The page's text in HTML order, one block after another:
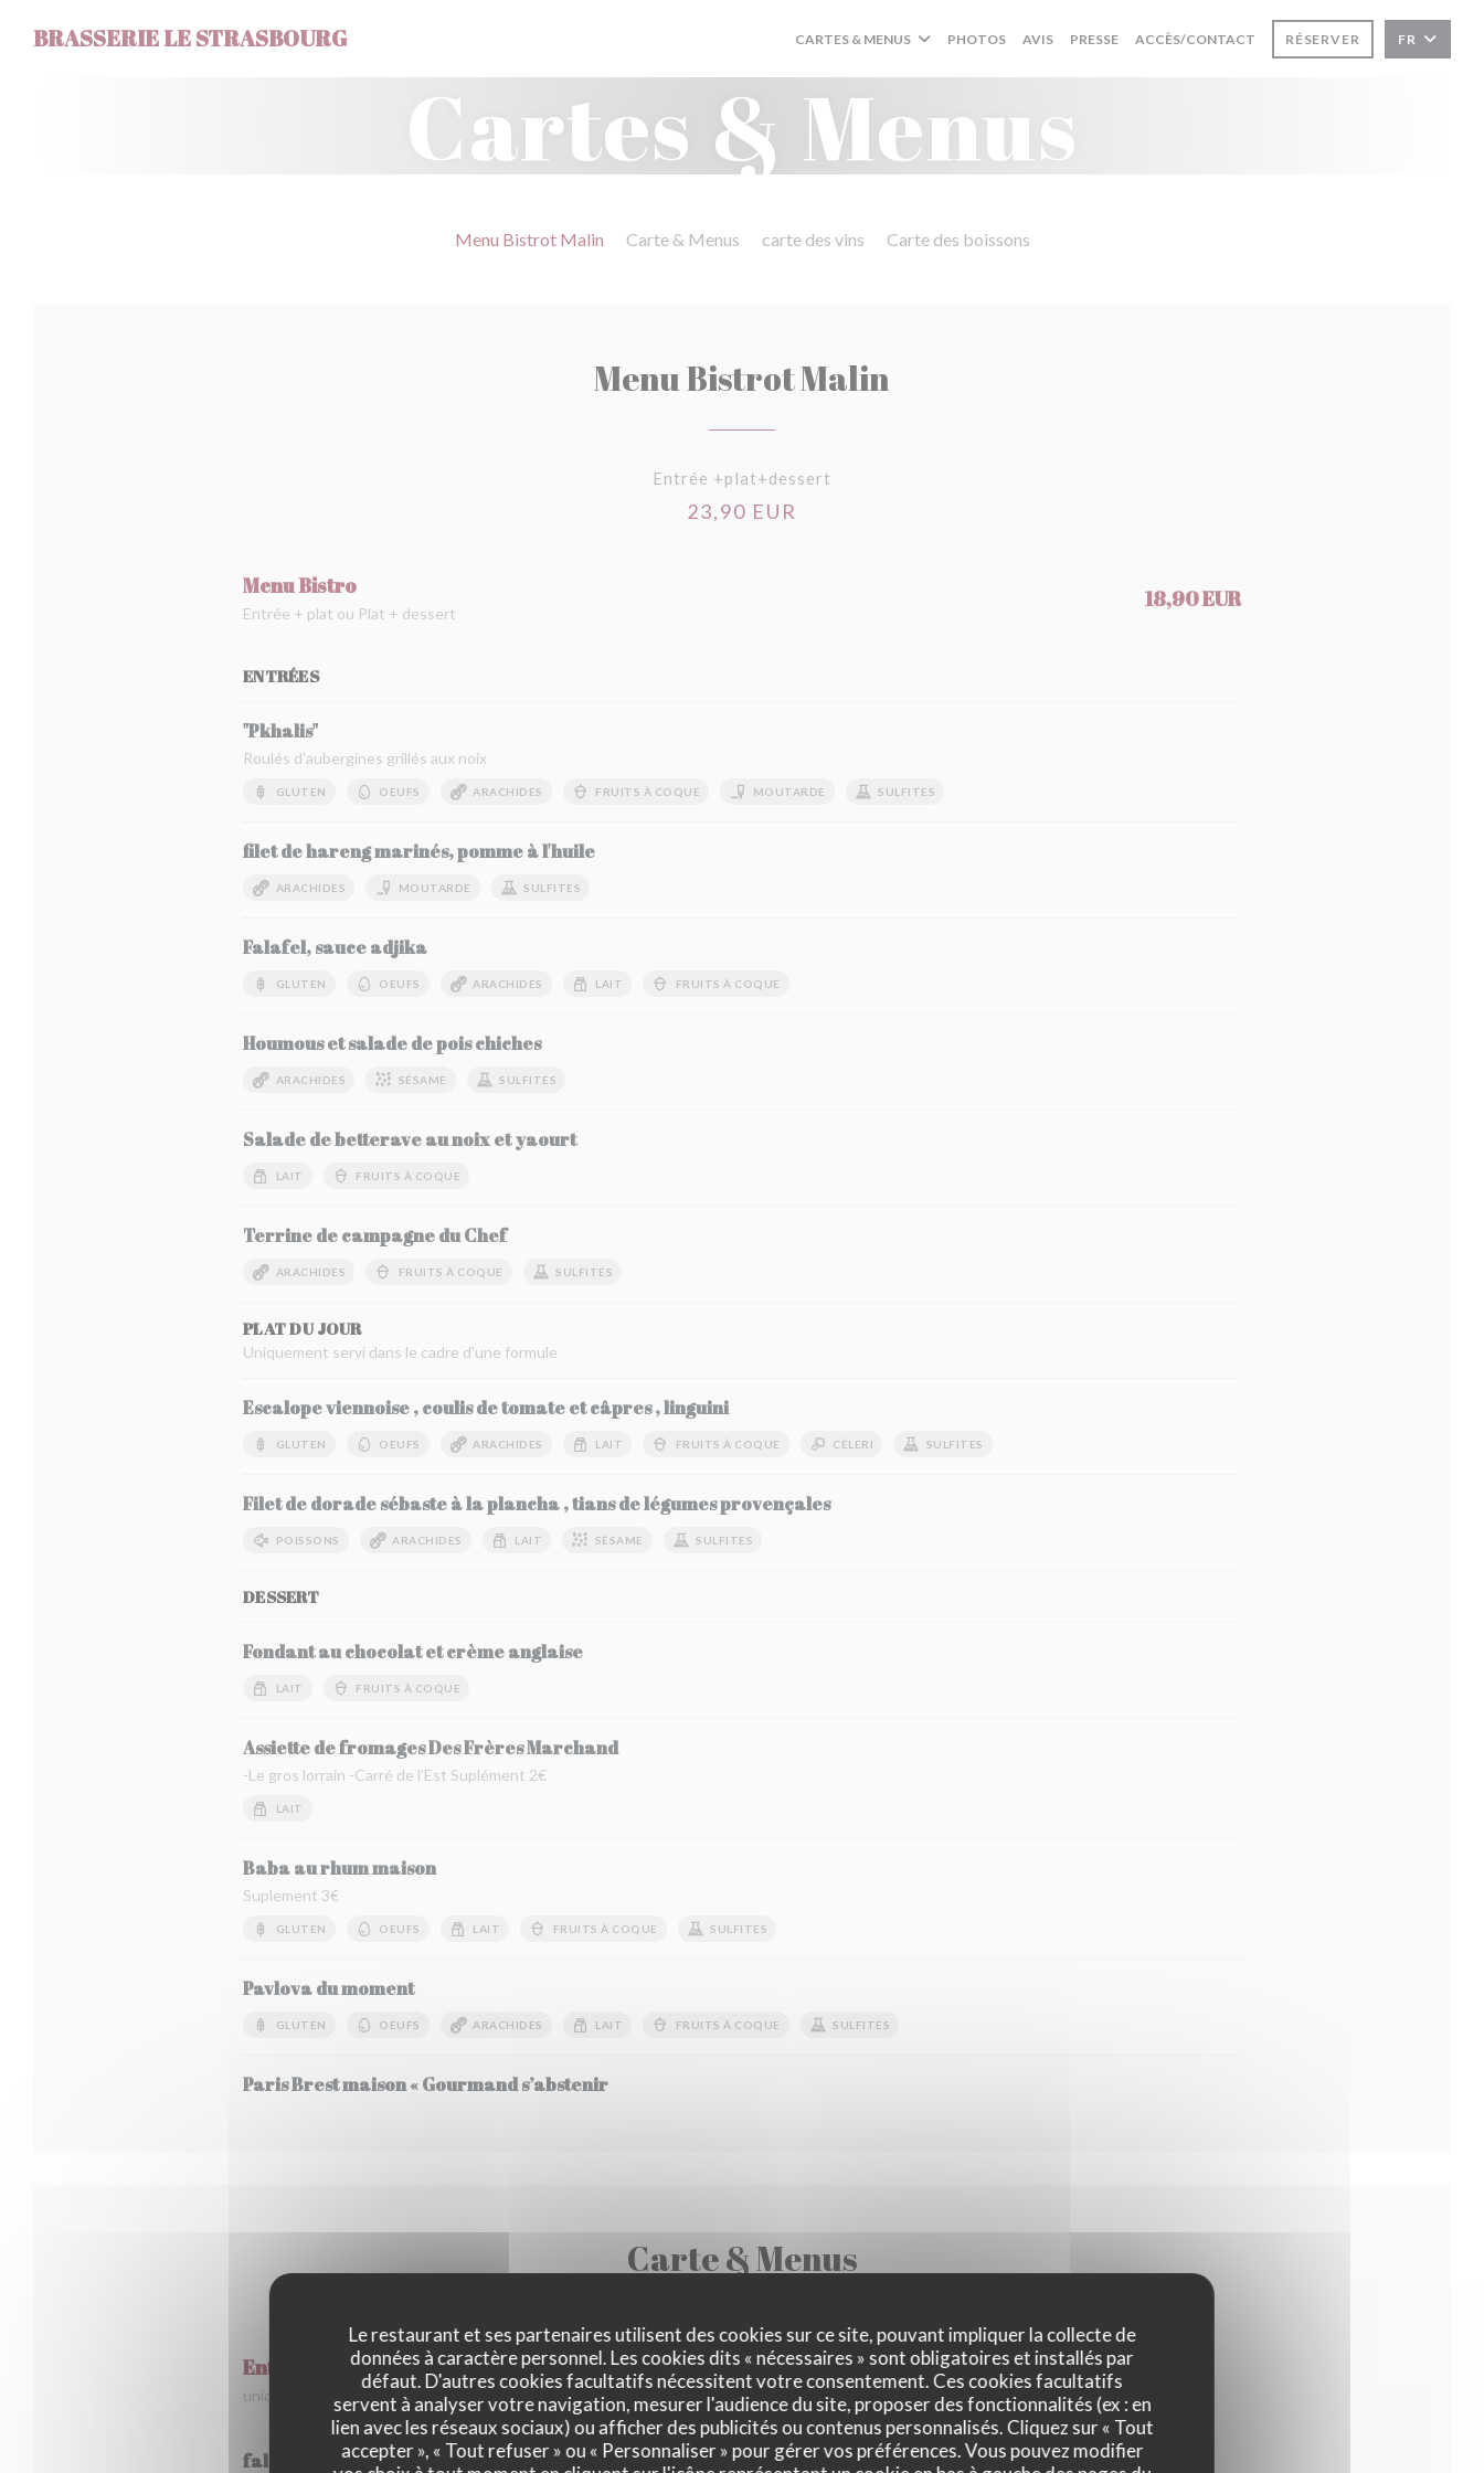
Le restaurant et ses partenaires utilisent des cookies sur ce site, pouvant impliquer la collecte de
données à caractère personnel. Les cookies dits « nécessaires » sont obligatoires et installés par
défaut. D'autres cookies facultatifs nécessitent votre consentement. Ces cookies facultatifs
servent à analyser votre navigation, mesurer l'audience du site, proposer des fonctionnalités (ex : en
lien avec les réseaux sociaux) ou afficher des publicités ou contenus personnalisés. Cliquez sur « Tout
accepter », « Tout refuser » ou « Personnaliser » pour gérer vos préférences. Vous pouvez modifier
BRASSERIE LE STRASBOURG CARTES & MENUS PHOTOS AVIS PRESSE ACCÈS/CONTACT RÉSERVER FR
Cartes & Menus
Menu Bistrot Malin Carte & Menus carte des vins Carte des boissons
Menu Bistrot Malin
Entrée +plat+dessert
23,90 EUR
Menu Bistro
Entrée + plat ou Plat + dessert
18,90 EUR
ENTRÉES
"Pkhalis"
Roulés d'aubergines grillés aux noix
GLUTEN OEUFS ARACHIDES FRUITS À COQUE MOUTARDE SULFITES
filet de hareng marinés, pomme à l'huile
ARACHIDES MOUTARDE SULFITES
Falafel, sauce adjika
GLUTEN OEUFS ARACHIDES LAIT FRUITS À COQUE
Houmous et salade de pois chiches
ARACHIDES SÉSAME SULFITES
Salade de betterave au noix et yaourt
LAIT FRUITS À COQUE
Terrine de campagne du Chef
ARACHIDES FRUITS À COQUE SULFITES
PLAT DU JOUR
Uniquement servi dans le cadre d'une formule
Escalope viennoise , coulis de tomate et câpres , linguini
GLUTEN OEUFS ARACHIDES LAIT FRUITS À COQUE CÉLERI SULFITES
Filet de dorade sébaste à la plancha , tians de légumes provençales
POISSONS ARACHIDES LAIT SÉSAME SULFITES
DESSERT
Fondant au chocolat et crème anglaise
LAIT FRUITS À COQUE
Assiette de fromages Des Frères Marchand
-Le gros lorrain -Carré de l’Est Suplément 2€
LAIT
Baba au rhum maison
Suplement 3€
GLUTEN OEUFS LAIT FRUITS À COQUE SULFITES
Pavlova du moment
GLUTEN OEUFS ARACHIDES LAIT FRUITS À COQUE SULFITES
Paris Brest maison « Gourmand s’abstenir
Carte & Menus
Entrées
uniquement vendu avec un plat
falafel , sauce adjika